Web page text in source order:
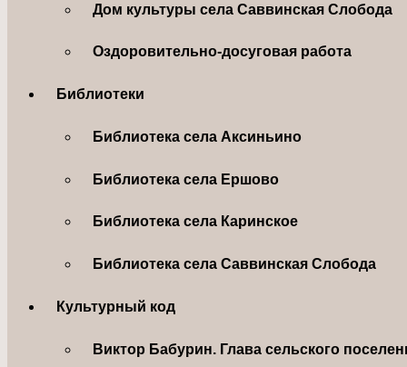
Дом культуры села Саввинская Слобода
Оздоровительно-досуговая работа
Библиотеки
Библиотека села Аксиньино
Библиотека села Ершово
Библиотека села Каринское
Библиотека села Саввинская Слобода
Культурный код
Виктор Бабурин. Глава сельского